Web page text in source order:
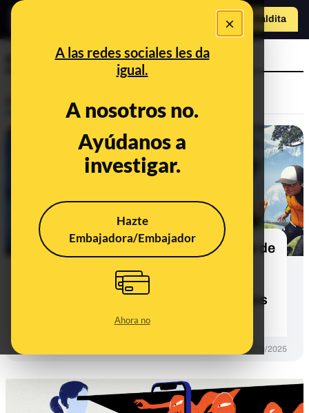
×
A las redes sociales les da
igual.
A nosotros no.
Ayúdanos a
investigar.
Hazte
Embajadora/Embajador
Ahora no
Hazte Maldito
a
ciberacoso
Qué es Roblox, la plataforma online de
pueden exponerse a contenido
sexual, acoso y contacto con adultos
22/10/2025